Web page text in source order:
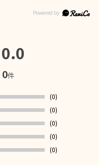
0.0
0件
(0)
(0)
(0)
(0)
(0)